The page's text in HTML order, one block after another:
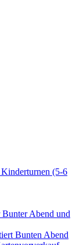
(5-6
Bunter Abend und
Bunten Abend